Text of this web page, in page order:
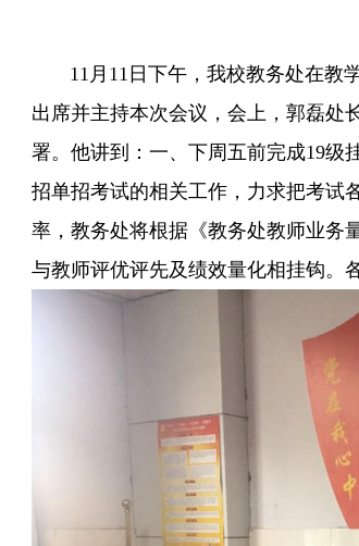
11月11日下午，我校教务处在教
出席并主持本次会议，会上，郭磊处
署。他讲到：一、下周五前完成19级
招单招考试的相关工作，力求把考试
率，教务处将根据《教务处教师业务
与教师评优评先及绩效量化相挂钩。